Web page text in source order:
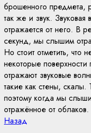
брошенного предмета,
так же и звук.
отражается от него. В
секунд, мы слышим
Но стоит отметить, что
некоторые
отражают звуковые
такие как стены,
поэтому когда мы
отражённое от облаков.
Continue
Назад